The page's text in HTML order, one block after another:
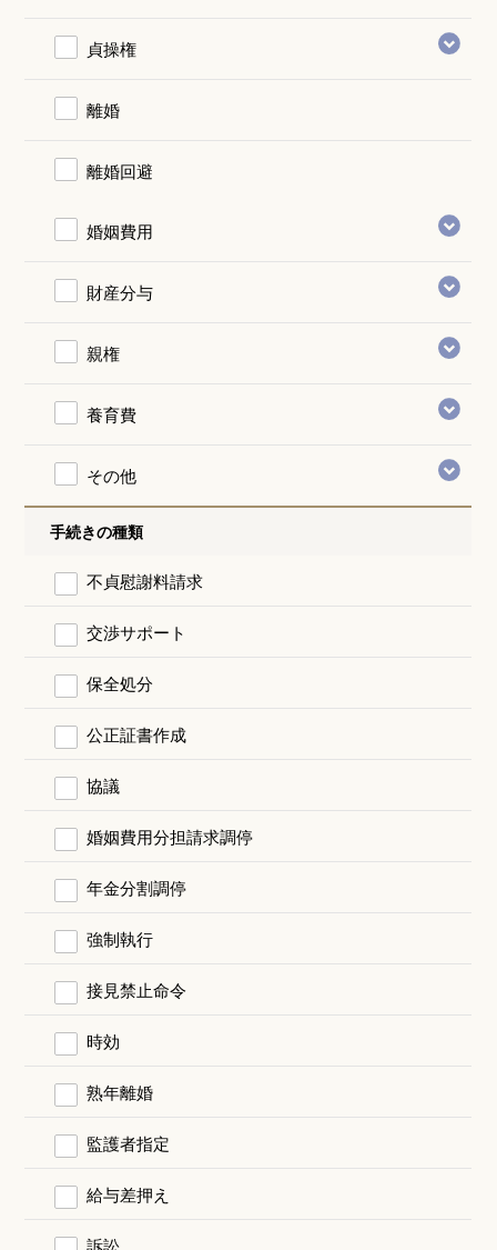
貞操権
離婚
離婚回避
婚姻費用
財産分与
親権
養育費
その他
手続きの種類
不貞慰謝料請求
交渉サポート
保全処分
公正証書作成
協議
婚姻費用分担請求調停
年金分割調停
強制執行
接見禁止命令
時効
熟年離婚
監護者指定
給与差押え
訴訟